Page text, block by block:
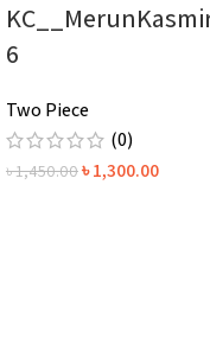
6
Two Piece
(0)
৳1,450.00৳1,300.00